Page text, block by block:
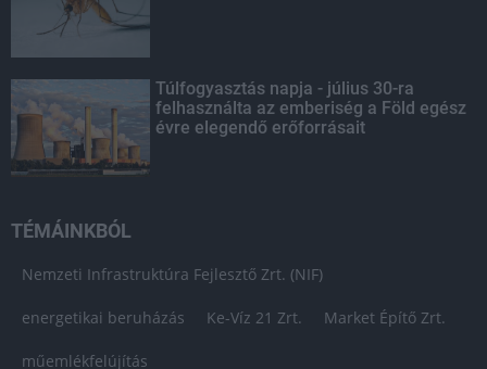
Túlfogyasztás napja - július 30-ra
felhasználta az emberiség a Föld egész
évre elegendő erőforrásait
TÉMÁINKBÓL
Nemzeti Infrastruktúra Fejlesztő Zrt. (NIF)
energetikai beruházás Ke-Víz 21 Zrt. Market Építő Zrt.
műemlékfelújítás